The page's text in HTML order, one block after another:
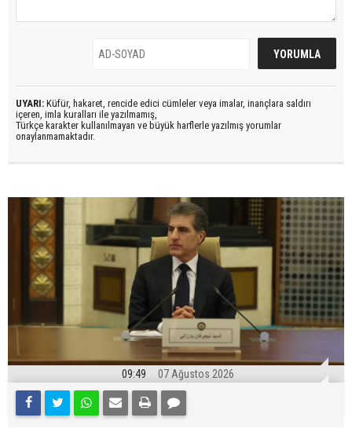
UYARI: Küfür, hakaret, rencide edici cümleler veya imalar, inançlara saldırı
içeren, imla kuralları ile yazılmamış,
Türkçe karakter kullanılmayan ve büyük harflerle yazılmış yorumlar
onaylanmamaktadır.
09:49 07 Ağustos 2026